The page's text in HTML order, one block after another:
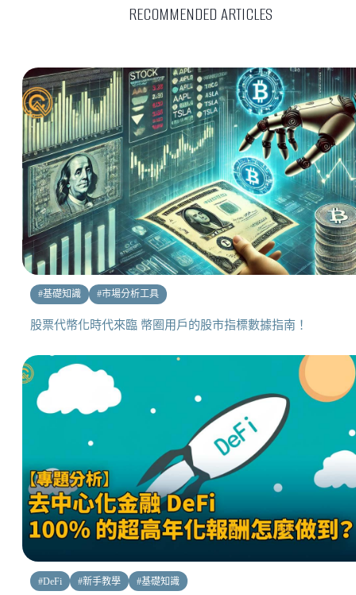
RECOMMENDED ARTICLES
#基礎知識 #市場分析工具
股票代幣化時代來臨 幣圈用戶的股市指標數據指南！
#DeFi #新手教學 #基礎知識